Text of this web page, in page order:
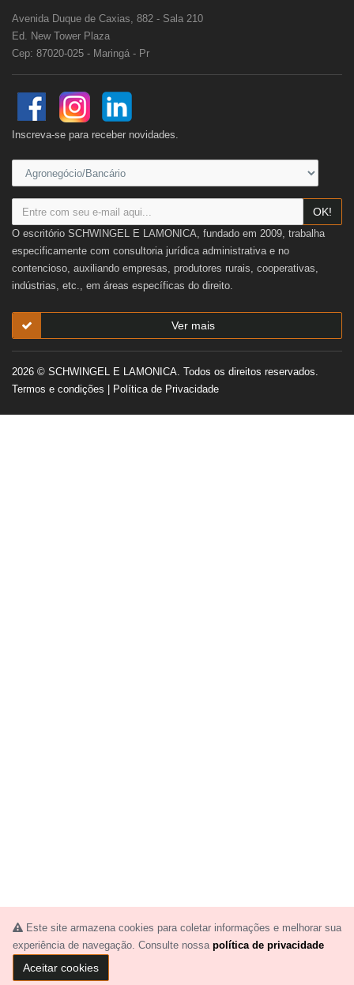
Este site armazena cookies para coletar informações e melhorar sua
experiência de navegação. Consulte nossa política de privacidade
Aceitar cookies
Avenida Duque de Caxias, 882 - Sala 210
Ed. New Tower Plaza
Cep: 87020-025 - Maringá - Pr
Inscreva-se para receber novidades.
OK!
O escritório SCHWINGEL E LAMONICA, fundado em 2009, trabalha
especificamente com consultoria jurídica administrativa e no
contencioso, auxiliando empresas, produtores rurais, cooperativas,
indústrias, etc., em áreas específicas do direito.
Ver mais
2026 © SCHWINGEL E LAMONICA. Todos os direitos reservados.
Termos e condições
Política de Privacidade